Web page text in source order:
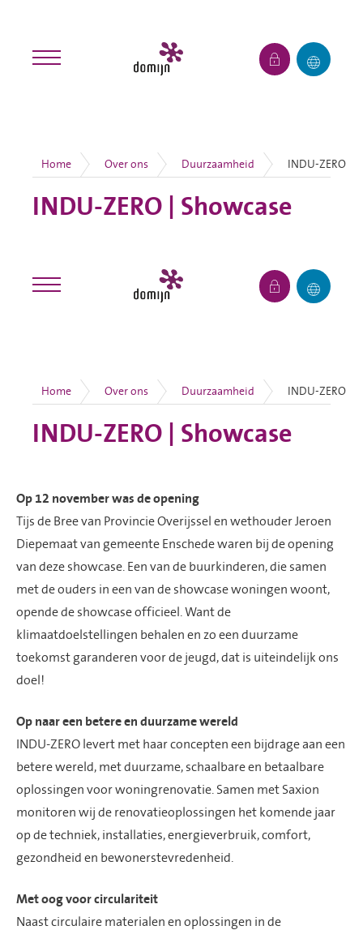
Op 12 november was de opening
Tijs de Bree van Provincie Overijssel en wethouder Jeroen
Diepemaat van gemeente Enschede waren bij de opening
van deze showcase. Een van de buurkinderen, die samen
met de ouders in een van de showcase woningen woont,
opende de showcase officieel. Want de
klimaatdoelstellingen behalen en zo een duurzame
toekomst garanderen voor de jeugd, dat is uiteindelijk ons
doel!
Op naar een betere en duurzame wereld
INDU-ZERO levert met haar concepten een bijdrage aan een
betere wereld, met duurzame, schaalbare en betaalbare
oplossingen voor woningrenovatie. Samen met Saxion
monitoren wij de renovatieoplossingen het komende jaar
op de techniek, installaties, energieverbruik, comfort,
gezondheid en bewonerstevredenheid.
Met oog voor circulariteit
Naast circulaire materialen en oplossingen in de